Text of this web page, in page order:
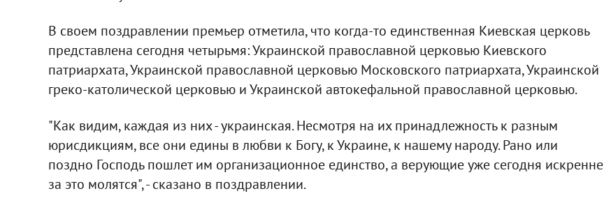
В своем поздравлении премьер отметила, что когда-то единственная Киевская церковь
представлена сегодня четырьмя: Украинской православной церковью Киевского
патриархата, Украинской православной церковью Московского патриархата, Украинской
греко-католической церковью и Украинской автокефальной православной церковью.
"Как видим, каждая из них - украинская. Несмотря на их принадлежность к разным
юрисдикциям, все они едины в любви к Богу, к Украине, к нашему народу. Рано или
поздно Господь пошлет им организационное единство, а верующие уже сегодня искренне
за это молятся", - сказано в поздравлении.